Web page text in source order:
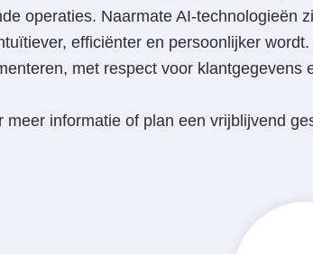
operaties. Naarmate AI-technologieën
efficiënter en persoonlijker
met respect voor
meer informatie of plan een vrijblijvend